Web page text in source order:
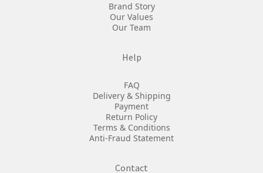
Brand Story
Our Values
Our Team
Help
FAQ
Delivery & Shipping
Payment
Return Policy
Terms & Conditions
Anti-Fraud Statement
Contact